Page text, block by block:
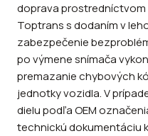
doprava prostredníctvom
Toptrans s dodaním v
zabezpečenie
po výmene snímača
premazanie chybových
jednotky vozidla. V
dielu podľa OEM
technickú dokumentáciu